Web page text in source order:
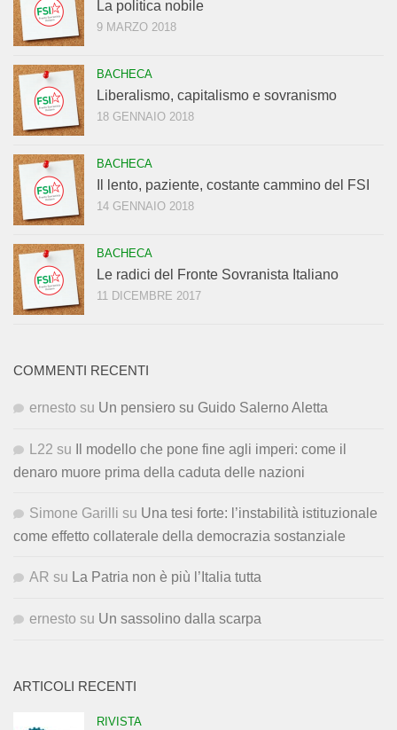
La politica nobile
9 MARZO 2018
BACHECA
Liberalismo, capitalismo e sovranismo
18 GENNAIO 2018
BACHECA
Il lento, paziente, costante cammino del FSI
14 GENNAIO 2018
BACHECA
Le radici del Fronte Sovranista Italiano
11 DICEMBRE 2017
COMMENTI RECENTI
ernesto su Un pensiero su Guido Salerno Aletta
L22 su
Il modello che pone fine agli imperi: come il
denaro muore prima della caduta delle nazioni
Simone Garilli su Una tesi forte: l’instabilità istituzionale
come effetto collaterale della democrazia sostanziale
AR su La Patria non è più l’Italia tutta
ernesto su Un sassolino dalla scarpa
ARTICOLI RECENTI
RIVISTA